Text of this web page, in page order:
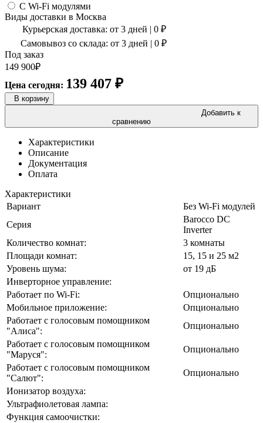
С Wi-Fi модулями
Виды доставки в Москва
Курьерская доставка: от 3 дней | 0 ₽
Самовывоз со склада: от 3 дней | 0 ₽
Под заказ
149 900₽
Цена сегодня: 139 407 ₽
В корзину
Добавить к
сравнению
Характеристики
Описание
Документация
Оплата
Характеристики
Вариант
Без Wi-Fi модулей
Серия
Barocco DC
Inverter
Количество комнат:
3 комнаты
Площади комнат:
15, 15 и 25 м2
Уровень шума:
от 19 дБ
Инверторное управление:
Работает по Wi-Fi:
Опционально
Мобильное приложение:
Опционально
Работает с голосовым помощником
"Алиса":
Опционально
Работает с голосовым помощником
"Маруся":
Опционально
Работает с голосовым помощником
"Салют":
Опционально
Ионизатор воздуха:
Ультрафиолетовая лампа:
Функция самоочистки: